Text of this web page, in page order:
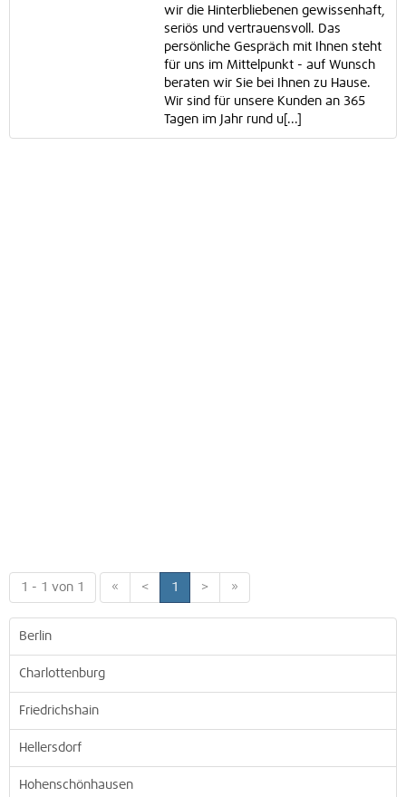
wir die Hinterbliebenen gewissenhaft,
seriös und vertrauensvoll. Das
persönliche Gespräch mit Ihnen steht
für uns im Mittelpunkt - auf Wunsch
beraten wir Sie bei Ihnen zu Hause.
Wir sind für unsere Kunden an 365
Tagen im Jahr rund u[...]
1 - 1 von 1 « < 1 > »
Berlin
Charlottenburg
Friedrichshain
Hellersdorf
Hohenschönhausen